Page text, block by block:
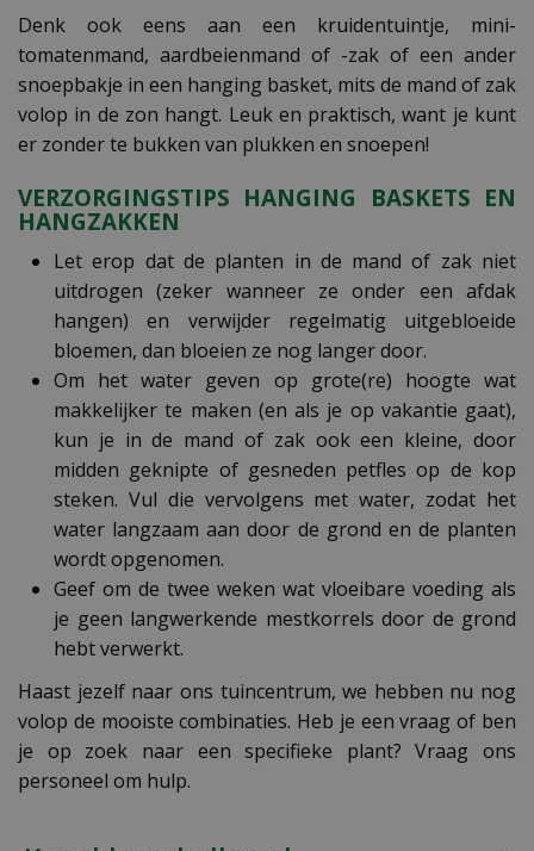
Denk ook eens aan een kruidentuintje, mini-
tomatenmand, aardbeienmand of -zak of een ander
snoepbakje in een hanging basket, mits de mand of zak
volop in de zon hangt. Leuk en praktisch, want je kunt
er zonder te bukken van plukken en snoepen!
VERZORGINGSTIPS HANGING BASKETS EN
HANGZAKKEN
Let erop dat de planten in de mand of zak niet
uitdrogen (zeker wanneer ze onder een afdak
hangen) en verwijder regelmatig uitgebloeide
bloemen, dan bloeien ze nog langer door.
Om het water geven op grote(re) hoogte wat
makkelijker te maken (en als je op vakantie gaat),
kun je in de mand of zak ook een kleine, door
midden geknipte of gesneden petfles op de kop
steken. Vul die vervolgens met water, zodat het
water langzaam aan door de grond en de planten
wordt opgenomen.
Geef om de twee weken wat vloeibare voeding als
je geen langwerkende mestkorrels door de grond
hebt verwerkt.
Haast jezelf naar ons tuincentrum, we hebben nu nog
volop de mooiste combinaties. Heb je een vraag of ben
je op zoek naar een specifieke plant? Vraag ons
personeel om hulp.